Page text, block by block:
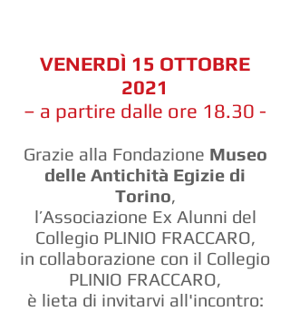
VENERDÌ 15 OTTOBRE
2021
– a partire dalle ore 18.30 -
Grazie alla Fondazione Museo
delle Antichità Egizie di
Torino,
l’Associazione Ex Alunni del
Collegio PLINIO FRACCARO,
in collaborazione con il Collegio
PLINIO FRACCARO,
è lieta di invitarvi all'incontro: